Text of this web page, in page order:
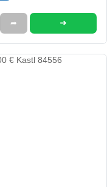
➦ ➜